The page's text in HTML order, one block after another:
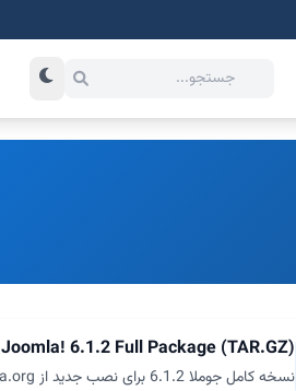
Joomla! 6.1.2 Full Package (TAR.GZ)
نسخه کامل جوملا 6.1.2 برای نصب جدید از joomla.org